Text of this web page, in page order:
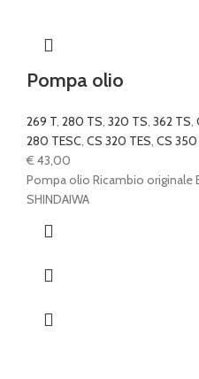
Pompa olio
269 T, 280 TS, 320 TS, 362 TS,
280 TESC, CS 320 TES, CS 350
€ 43,00
Pompa olio Ricambio originale
SHINDAIWA